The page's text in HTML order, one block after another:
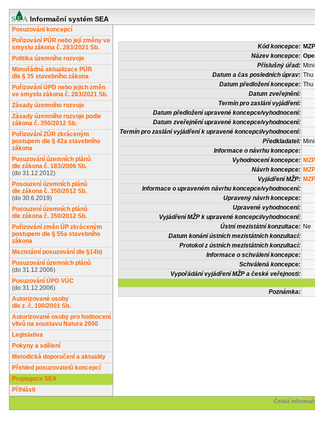
Informační systém SEA
Posuzování koncepcí
Pořizování PÚR nebo její změny ve
smyslu zákona č. 283/2021 Sb.
Politika územního rozvoje
Mimořádná aktualizace PÚR
dle § 35 stavebního zákona
Pořizování ÚPD nebo jejich změn
ve smyslu zákona č. 283/2021 Sb.
Zásady územního rozvoje
Zásady územního rozvoje podle
zákona č. 350/2012 Sb.
Pořizování ZÚR zkráceným
postupem dle § 42a stavebního
zákona
Posuzování územních plánů
dle zákona č. 183/2006 Sb.
(do 31.12.2012)
Posouzení územních plánů
dle zákona č. 350/2012 Sb.
(do 30.6.2019)
Posouzení územních plánů
dle zákona č. 350/2012 Sb.
Pořizování změn ÚP zkráceným
postupem dle § 55a stavebního
zákona
Mezistátní posuzování dle §14b)
Posuzování územních plánů
(do 31.12.2006)
Posuzování ÚPD VÚC
(do 31.12.2006)
Autorizované osoby
dle z. č. 100/2001 Sb.
Autorizované osoby pro hodnocení
vlivů na soustavu Natura 2000
Legislativa
Pokyny a sdělení
Metodická doporučení a aktuality
Přehled posuzovatelů koncepcí
Propagace SEA
Přihlásit
Kód koncepce:
Název koncepce:
Příslušný úřad:
Datum a čas posledních úprav: Thu
Datum předložení koncepce: Thu
Datum zveřejnění:
Termín pro zaslání vyjádření:
Datum předložení upravené koncepce/vyhodnocení:
Datum zveřejnění upravené koncepce/vyhodnocení:
Termín pro zaslání vyjádření k upravené koncepci/vyhodnocení:
Předkladatel:
Informace o návrhu koncepce:
Vyhodnocení koncepce:
Návrh koncepce:
Vyjádření MŽP:
Informace o upraveném návrhu koncepce/vyhodnocení:
Upravený návrh koncepce:
Upravené vyhodnocení:
Vyjádření MŽP k upravené koncepci/vyhodnocení:
Ústní mezistátní konzultace: Ne
Datum konání ústních mezistátních konzultací:
Protokol z ústních mezistátních konzultací:
Informace o schválení koncepce:
Schválená koncepce:
Vypořádání vyjádření MŽP a české veřejnosti:
Poznámka:
Česká